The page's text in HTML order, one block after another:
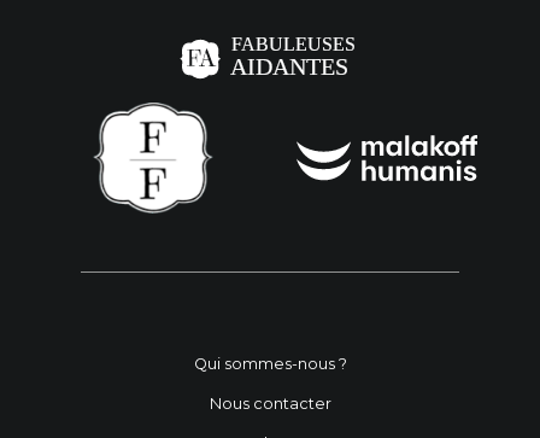
Qui sommes-nous ?
Nous contacter